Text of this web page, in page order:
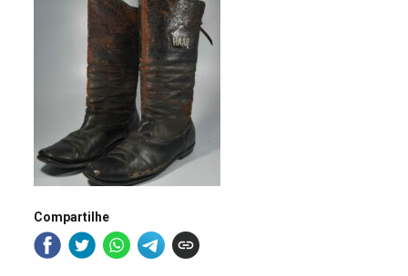
Compartilhe